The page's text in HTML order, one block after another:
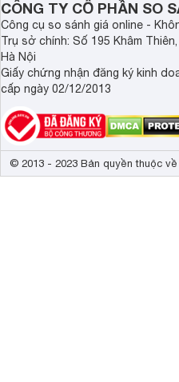
CÔNG TY CỔ PHẦN SO
Công cụ so sánh giá online -
Trụ sở chính: Số 195 Khâm
Hà Nội
Giấy chứng nhận đăng ký kinh
cấp ngày 02/12/2013
© 2013 - 2023 Bản quyền thuộc